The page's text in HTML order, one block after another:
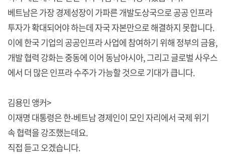
베트남은 가장 경제성장이 가파른 개발도상국으로 공공 인프라
투자가 확대되어야 하는데 자국 자본만으로 해결하지 못합니다.
이에 한국 기업의 공공인프라 사업에 참여하기 위해 정부의 금융,
개발 협력 강화는 중동에 이어 동남아시아, 그리고 글로벌 사우스
에서 더 많은 인프라 수주가 가능할 것으로 기대가 큽니다.
김용민 앵커>
이재명 대통령은 한-베트남 경제인이 모인 자리에서 국제 위기
속 협력을 강조했는데요.
직접 듣고 오겠습니다.